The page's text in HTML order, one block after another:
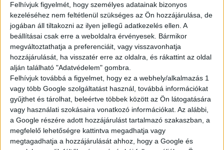
Felhívjuk figyelmét, hogy személyes adatainak bizonyos
kezeléséhez nem feltétlenül szükséges az Ön hozzájárulása, de
jogában áll tiltakozni az ilyen jellegű adatkezelés ellen. A
beállításai csak erre a weboldalra érvényesek. Bármikor
megváltoztathatja a preferenciáit, vagy visszavonhatja
hozzájárulását, ha visszatér erre az oldalra, és rákattint az oldal
alján található "Adatvédelem" gombra.
Felhívjuk továbbá a figyelmet, hogy ez a webhely/alkalmazás 1
vagy több Google szolgáltatást használ, továbbá információkat
gyűjthet és tárolhat, beleértve többek között az Ön látogatására
vagy használati szokásaira vonatkozó információkat. Az alábbi,
a Google részére adott hozzájárulást tartalmazó szakaszban, a
megfelelő lehetőségre kattintva megadhatja vagy
megtagadhatja a hozzájárulását ahhoz, hogy a Google és
– Ez az együttműködés a már sikeresen működő partnerség
újabb mérföldköve – mondta Kovács Péter az eseményen. – A
Toyota Kovács az elmúlt két évben az FTC női
kézilabdacsapatának mobilitási partnereként támogatta a
csapat mindennapi működését, biztosítva a játékosok és a
szakmai stáb számára a megbízható és korszerű közlekedési
hátteret. A mostani megállapodás ennek a kölcsönös
bizalmon és közös értékeken alapuló kapcsolatnak a
kiteljesedését jelenti. Hiszünk abban, hogy a sport és az üzleti
élet sikerének kulcsa ugyanaz: elkötelezettség, kitartás és a
folyamatos fejlődés iránti igény. A Toyota Kovács olyan
értékeket képvisel, amelyek vállalatunk számára is
meghatározóak, ezért örömmel vállaltuk a névadó szponzori